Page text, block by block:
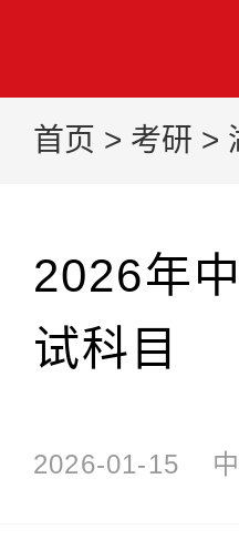
首页 > 考研 >
2026年
试科目
2026-01-15